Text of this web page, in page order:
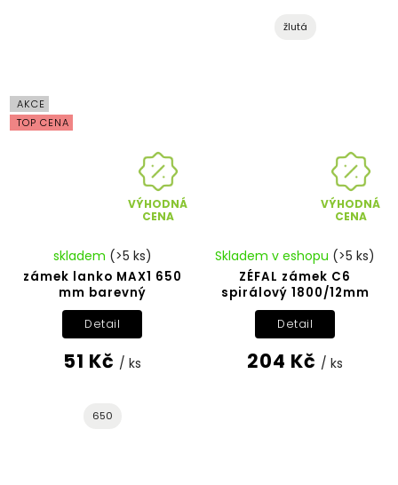
žlutá
AKCE
TOP CENA
VÝHODNÁ
CENA
zámek lanko MAX1 650
mm barevný
skladem (>5 ks)
51 Kč / ks
Detail
650
VÝHODNÁ
CENA
ZÉFAL zámek C6
spirálový 1800/12mm
Skladem v eshopu (>5 ks)
204 Kč / ks
Detail